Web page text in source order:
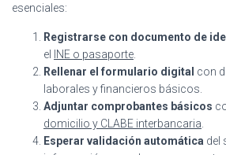
esenciales:
Registrarse con documento de
el
INE o pasaporte
Rellenar el formulario digital con
laborales y financieros básicos.
Adjuntar comprobantes básicos
domicilio y CLABE interbancaria
Esperar validación automática del